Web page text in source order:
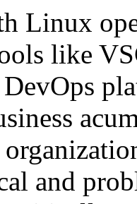
Linux
like
and